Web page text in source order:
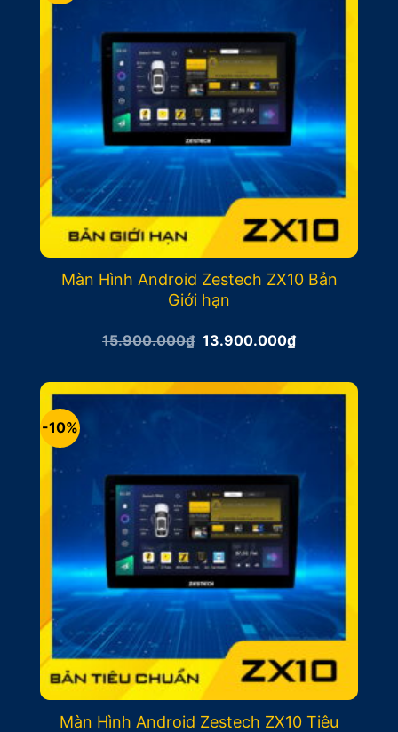
Màn Hình Android Zestech ZX10 Bản
Giới hạn
15.900.000₫ Giá
15.900.000₫.
13.900.000₫Giá
hiện
là:
13.900.000₫.
-10%
Màn Hình Android Zestech ZX10 Tiêu